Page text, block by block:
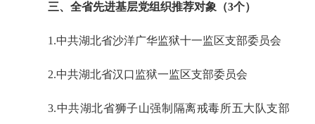
三、全省先进基层党组织推荐对象（3个）
1.中共湖北省沙洋广华监狱十一监区支部委员会
2.中共湖北省汉口监狱一监区支部委员会
3.中共湖北省狮子山强制隔离戒毒所五大队支部